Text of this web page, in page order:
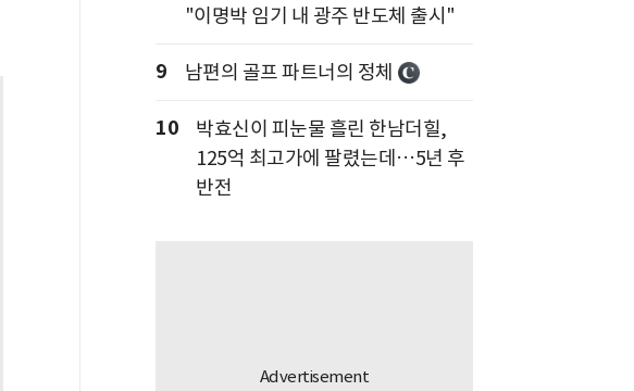
"이명박 임기 내 광주 반도체 출시"
9 남편의 골프 파트너의 정체
10
박효신이 피눈물 흘린 한남더힐,
125억 최고가에 팔렸는데…5년 후
반전